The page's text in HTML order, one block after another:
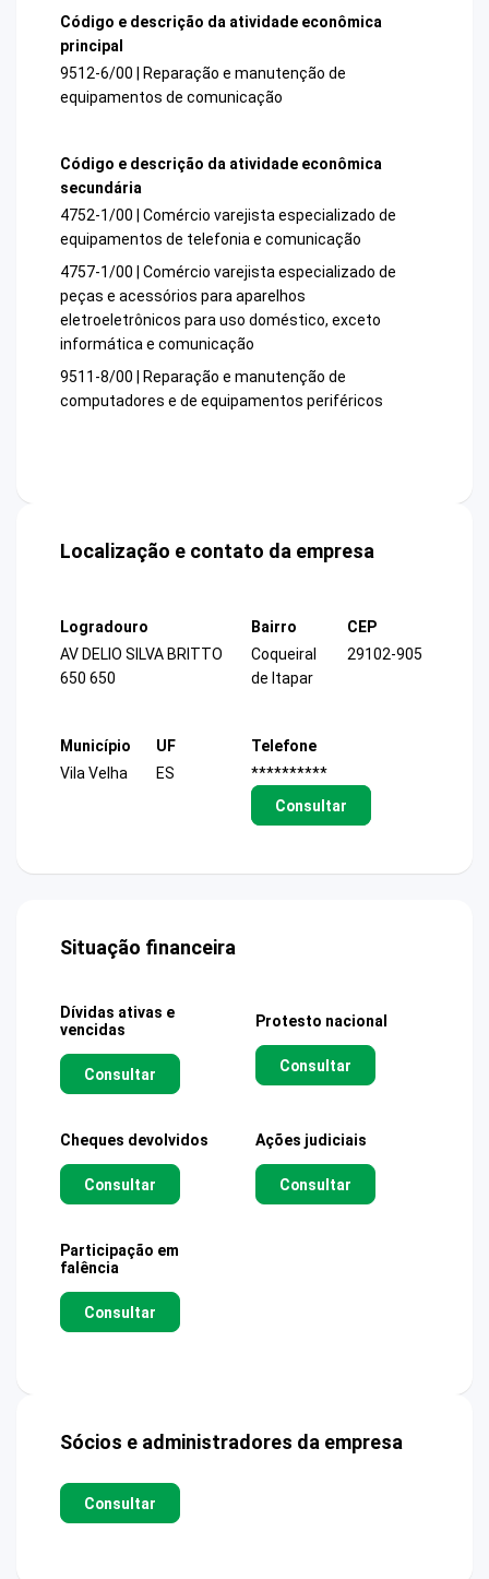
Código e descrição da atividade econômica
principal
9512-6/00 | Reparação e manutenção de
equipamentos de comunicação
Código e descrição da atividade econômica
secundária
4752-1/00 | Comércio varejista especializado de
equipamentos de telefonia e comunicação
4757-1/00 | Comércio varejista especializado de
peças e acessórios para aparelhos
eletroeletrônicos para uso doméstico, exceto
informática e comunicação
9511-8/00 | Reparação e manutenção de
computadores e de equipamentos periféricos
Localização e contato da empresa
Logradouro
AV DELIO SILVA BRITTO
650 650
Bairro
Coqueiral
de Itapar
CEP
29102-905
Município
Vila Velha
UF
ES
Telefone
**********
Consultar
Situação financeira
Dívidas ativas e
vencidas
Consultar
Protesto nacional
Consultar
Cheques devolvidos
Consultar
Ações judiciais
Consultar
Participação em
falência
Consultar
Sócios e administradores da empresa
Consultar